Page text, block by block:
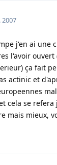
2007
j'en ai une
l'avoir ouvert
ça fait
actinic et
cela se
mais mieux,